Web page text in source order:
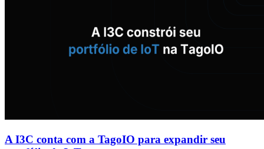
A I3C conta com a TagoIO para expandir seu